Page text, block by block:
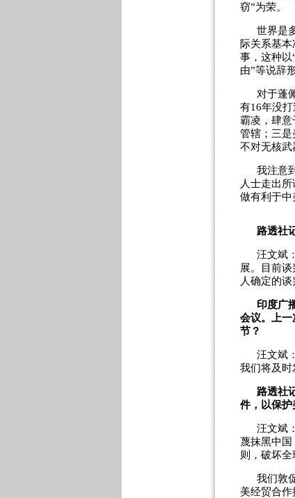
窃”为荣。
世界是
际关系基
事，这种以
由”等说辞
对于蓬
有16年没
霸凌，肆
管辖；三是
不对无核武
我注意
人士走出
做有利于中
路透社
汪文斌
展。目前
人确定的谈
印度广
会议。上一
节？
汪文斌
我们将及时
路透社
件，以保护
汪文斌
蔑抹黑中
则，破坏全
我们敦
美经贸合作